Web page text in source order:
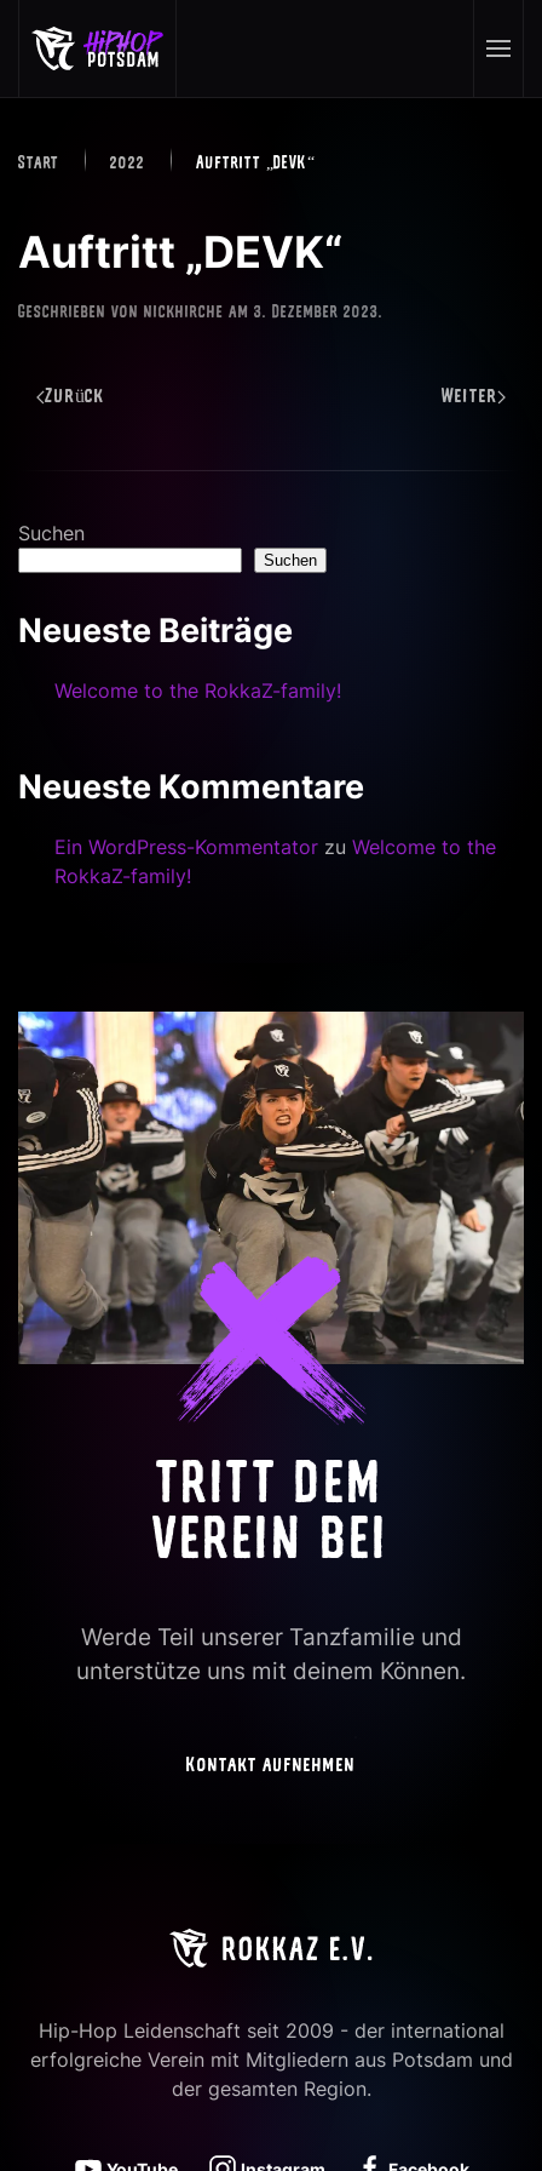
Skip to main content
Start 2022 Auftritt „DEVK“
Auftritt „DEVK“
Geschrieben von nickhirche am 3. Dezember 2023.
Zurück Weiter
Suchen
Suchen
Neueste Beiträge
Welcome to the RokkaZ-family!
Neueste Kommentare
Ein WordPress-Kommentator zu Welcome to the
RokkaZ-family!
TRITT DEM
VEREIN BEI
Werde Teil unserer Tanzfamilie und
unterstütze uns mit deinem Können.
Kontakt aufnehmen
Hip-Hop Leidenschaft seit 2009 - der international
erfolgreiche Verein mit Mitgliedern aus Potsdam und
der gesamten Region.